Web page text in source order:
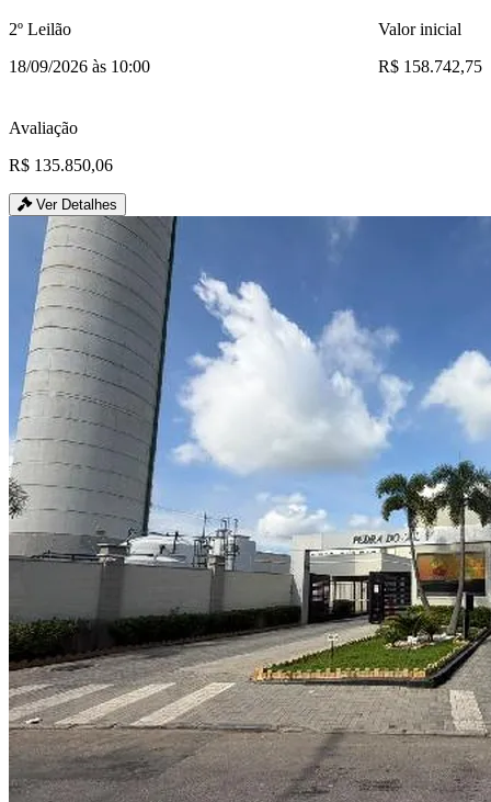
2º Leilão
18/09/2026 às 10:00
Valor inicial
R$ 158.742,75
Avaliação
R$ 135.850,06
Ver Detalhes